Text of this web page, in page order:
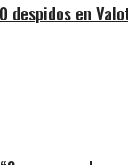
despidos en